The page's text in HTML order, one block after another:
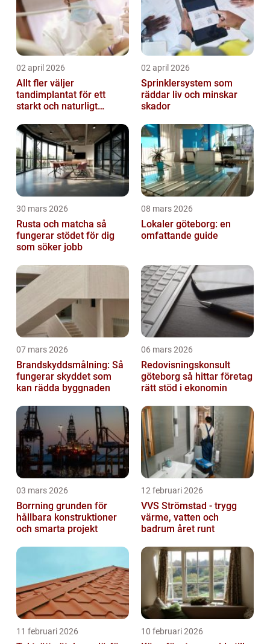
02 april 2026
Allt fler väljer
tandimplantat för ett
starkt och naturligt
02 april 2026
Sprinklersystem som
räddar liv och minskar
skador
30 mars 2026
Rusta och matcha så
fungerar stödet för dig
som söker jobb
08 mars 2026
Lokaler göteborg: en
omfattande guide
07 mars 2026
Brandskyddsmålning: Så
fungerar skyddet som
kan rädda byggnaden
06 mars 2026
Redovisningskonsult
göteborg så hittar företag
rätt stöd i ekonomin
03 mars 2026
Borrning grunden för
hållbara konstruktioner
och smarta projekt
12 februari 2026
VVS Strömstad - trygg
värme, vatten och
badrum året runt
11 februari 2026 10 februari 2026